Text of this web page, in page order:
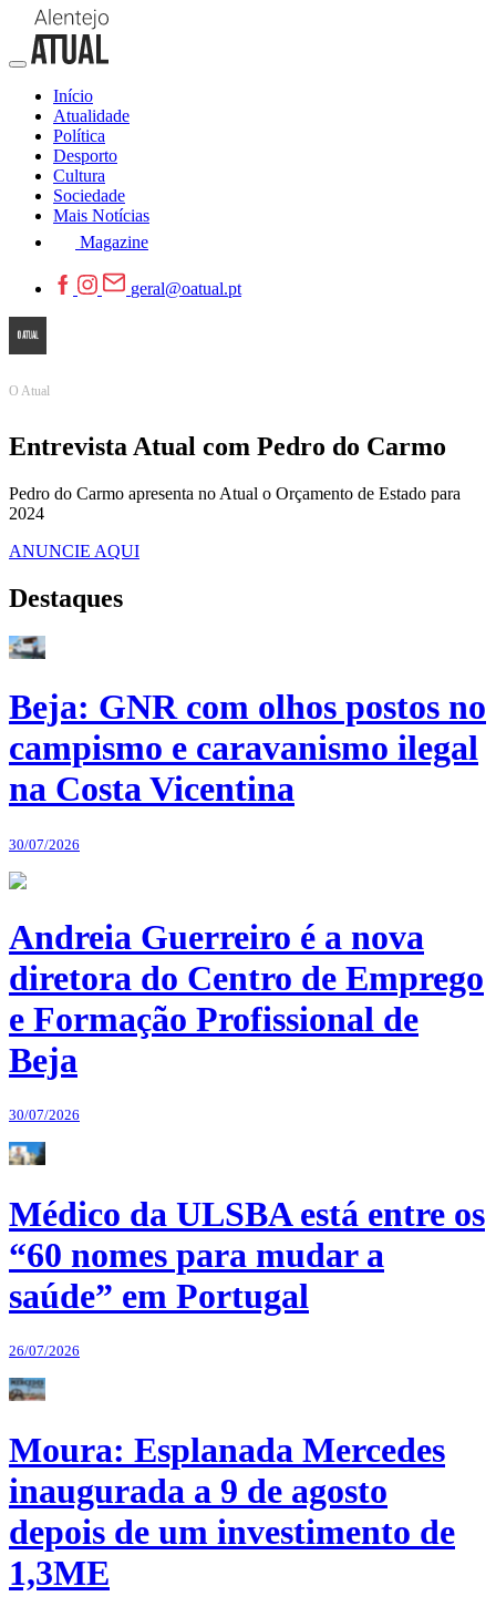
Início
Atualidade
Política
Desporto
Cultura
Sociedade
Mais Notícias
Magazine
geral@oatual.pt
O Atual
Entrevista Atual com Pedro do Carmo
Pedro do Carmo apresenta no Atual o Orçamento de Estado para
2024
ANUNCIE AQUI
Destaques
Beja: GNR com olhos postos no
campismo e caravanismo ilegal
na Costa Vicentina
30/07/2026
Andreia Guerreiro é a nova
diretora do Centro de Emprego
e Formação Profissional de
Beja
30/07/2026
Médico da ULSBA está entre os
“60 nomes para mudar a
saúde” em Portugal
26/07/2026
Moura: Esplanada Mercedes
inaugurada a 9 de agosto
depois de um investimento de
1,3ME